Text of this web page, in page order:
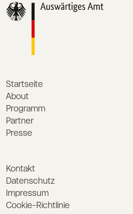
Startseite
About
Programm
Partner
Presse
Kontakt
Datenschutz
Impressum
Cookie-Richtlinie